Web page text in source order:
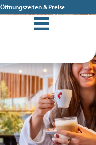
Öffnungszeiten & Preise